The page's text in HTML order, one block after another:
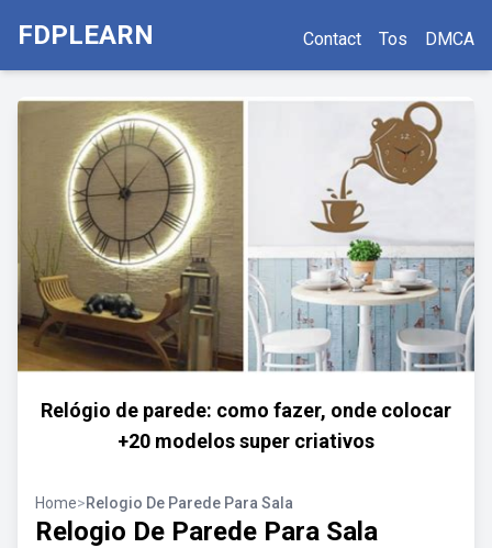
FDPLEARN Contact Tos DMCA
Relógio de parede: como fazer, onde colocar
+20 modelos super criativos
Home>Relogio De Parede Para Sala
Relogio De Parede Para Sala